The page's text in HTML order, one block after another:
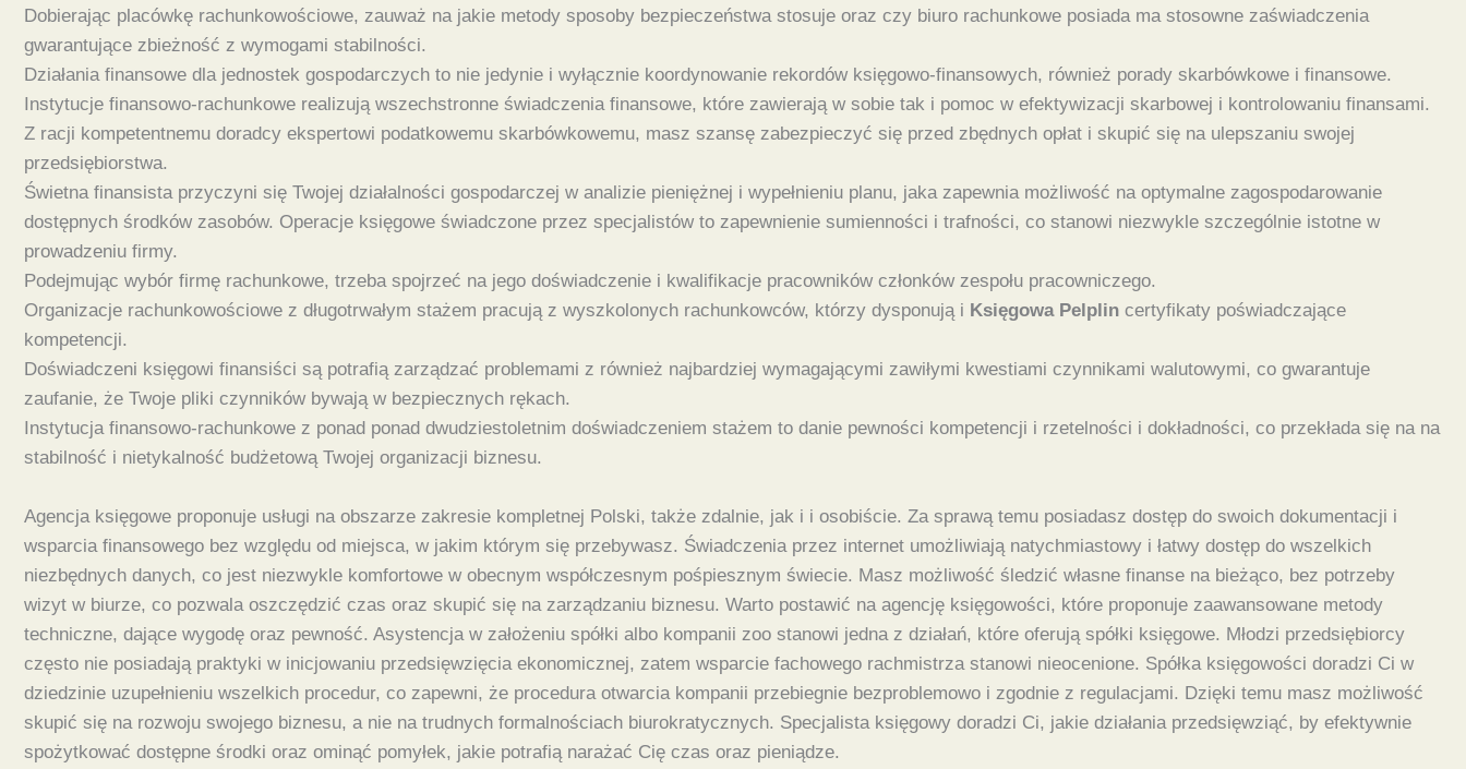
Dobierając placówkę rachunkowościowe, zauważ na jakie metody sposoby bezpieczeństwa stosuje oraz czy biuro rachunkowe posiada ma stosowne zaświadczenia
gwarantujące zbieżność z wymogami stabilności.
Działania finansowe dla jednostek gospodarczych to nie jedynie i wyłącznie koordynowanie rekordów księgowo-finansowych, również porady skarbówkowe i finansowe.
Instytucje finansowo-rachunkowe realizują wszechstronne świadczenia finansowe, które zawierają w sobie tak i pomoc w efektywizacji skarbowej i kontrolowaniu finansami.
Z racji kompetentnemu doradcy ekspertowi podatkowemu skarbówkowemu, masz szansę zabezpieczyć się przed zbędnych opłat i skupić się na ulepszaniu swojej
przedsiębiorstwa.
Świetna finansista przyczyni się Twojej działalności gospodarczej w analizie pieniężnej i wypełnieniu planu, jaka zapewnia możliwość na optymalne zagospodarowanie
dostępnych środków zasobów. Operacje księgowe świadczone przez specjalistów to zapewnienie sumienności i trafności, co stanowi niezwykle szczególnie istotne w
prowadzeniu firmy.
Podejmując wybór firmę rachunkowe, trzeba spojrzeć na jego doświadczenie i kwalifikacje pracowników członków zespołu pracowniczego.
Organizacje rachunkowościowe z długotrwałym stażem pracują z wyszkolonych rachunkowców, którzy dysponują i Księgowa Pelplin certyfikaty poświadczające
kompetencji.
Doświadczeni księgowi finansiści są potrafią zarządzać problemami z również najbardziej wymagającymi zawiłymi kwestiami czynnikami walutowymi, co gwarantuje
zaufanie, że Twoje pliki czynników bywają w bezpiecznych rękach.
Instytucja finansowo-rachunkowe z ponad ponad dwudziestoletnim doświadczeniem stażem to danie pewności kompetencji i rzetelności i dokładności, co przekłada się na na
stabilność i nietykalność budżetową Twojej organizacji biznesu.
Agencja księgowe proponuje usługi na obszarze zakresie kompletnej Polski, także zdalnie, jak i i osobiście. Za sprawą temu posiadasz dostęp do swoich dokumentacji i
wsparcia finansowego bez względu od miejsca, w jakim którym się przebywasz. Świadczenia przez internet umożliwiają natychmiastowy i łatwy dostęp do wszelkich
niezbędnych danych, co jest niezwykle komfortowe w obecnym współczesnym pośpiesznym świecie. Masz możliwość śledzić własne finanse na bieżąco, bez potrzeby
wizyt w biurze, co pozwala oszczędzić czas oraz skupić się na zarządzaniu biznesu. Warto postawić na agencję księgowości, które proponuje zaawansowane metody
techniczne, dające wygodę oraz pewność. Asystencja w założeniu spółki albo kompanii zoo stanowi jedna z działań, które oferują spółki księgowe. Młodzi przedsiębiorcy
często nie posiadają praktyki w inicjowaniu przedsięwzięcia ekonomicznej, zatem wsparcie fachowego rachmistrza stanowi nieocenione. Spółka księgowości doradzi Ci w
dziedzinie uzupełnieniu wszelkich procedur, co zapewni, że procedura otwarcia kompanii przebiegnie bezproblemowo i zgodnie z regulacjami. Dzięki temu masz możliwość
skupić się na rozwoju swojego biznesu, a nie na trudnych formalnościach biurokratycznych. Specjalista księgowy doradzi Ci, jakie działania przedsięwziąć, by efektywnie
spożytkować dostępne środki oraz ominąć pomyłek, jakie potrafią narażać Cię czas oraz pieniądze.